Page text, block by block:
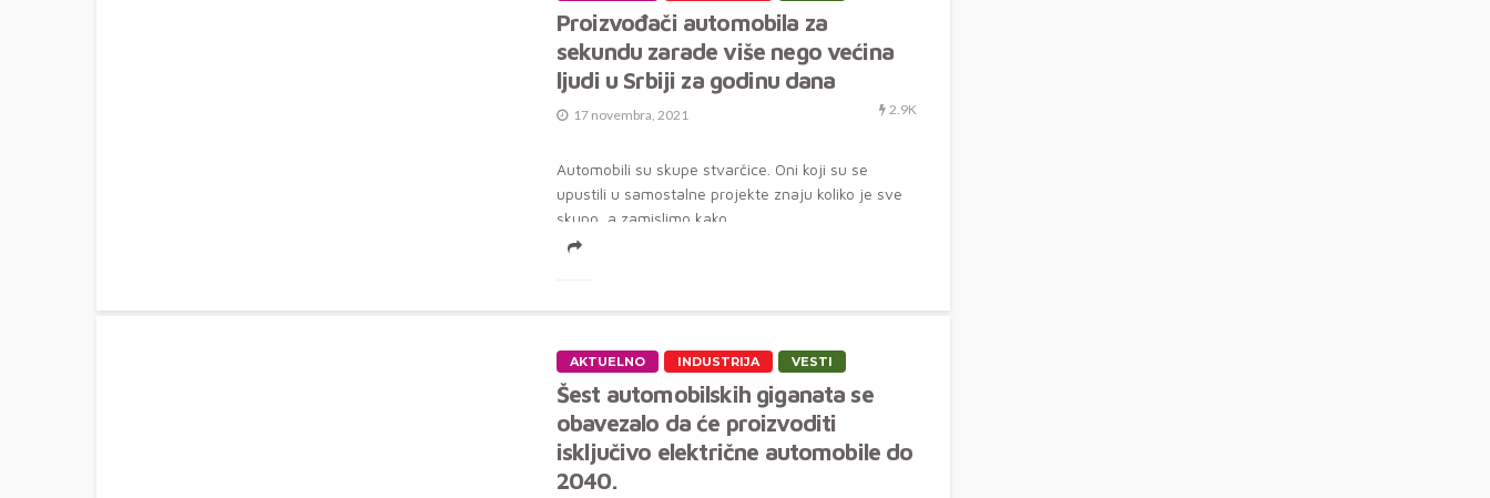
Proizvođači automobila za
sekundu zarade više nego većina
ljudi u Srbiji za godinu dana
17 novembra, 2021 2.9K
Automobili su skupe stvarčice. Oni koji su se
upustili u samostalne projekte znaju koliko je sve
skupo, a zamislimo kako...
AKTUELNO INDUSTRIJA VESTI
Šest automobilskih giganata se
obavezalo da će proizvoditi
isključivo električne automobile do
2040.